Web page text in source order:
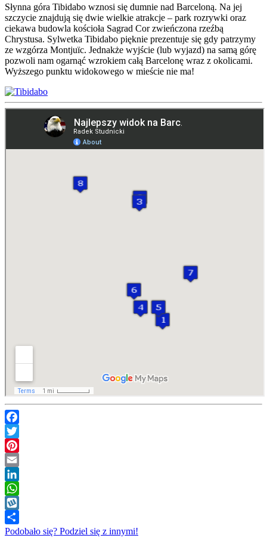
Słynna góra Tibidabo wznosi się dumnie nad Barceloną. Na jej
szczycie znajdują się dwie wielkie atrakcje – park rozrywki oraz
ciekawa budowla kościoła Sagrad Cor zwieńczona rzeźbą
Chrystusa. Sylwetka Tibidabo pięknie prezentuje się gdy patrzymy
ze wzgórza Montjuïc. Jednakże wyjście (lub wyjazd) na samą górę
pozwoli nam ogarnąć wzrokiem całą Barcelonę wraz z okolicami.
Wyższego punktu widokowego w mieście nie ma!
Facebook
Twitter
Pinterest
Email
LinkedIn
WhatsApp
Wykop
Podobało się? Podziel się z innymi!